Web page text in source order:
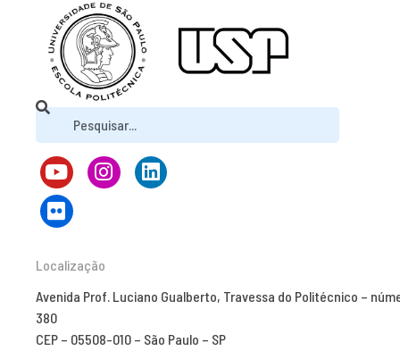
Localização
Avenida Prof. Luciano Gualberto, Travessa do Politécnico –
380
CEP – 05508-010 – São Paulo – SP